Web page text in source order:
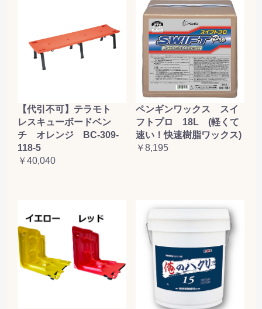
【代引不可】テラモト
レスキューボードベン
チ オレンジ BC-309-
118-5
￥40,040
ペンギンワックス スイ
フトプロ 18L (軽くて
速い！快速樹脂ワックス)
￥8,195